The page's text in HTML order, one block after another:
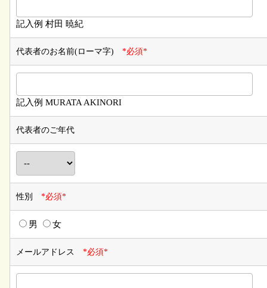
記入例 村田 暁紀
代表者のお名前(ローマ字) *必須*
記入例 MURATA AKINORI
代表者のご年代
性別 *必須*
男 女
メールアドレス *必須*